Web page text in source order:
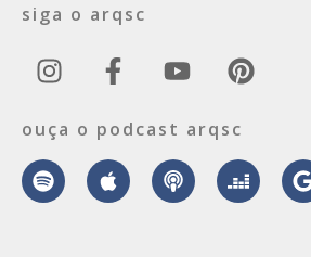
siga o arqsc
ouça o podcast arqsc